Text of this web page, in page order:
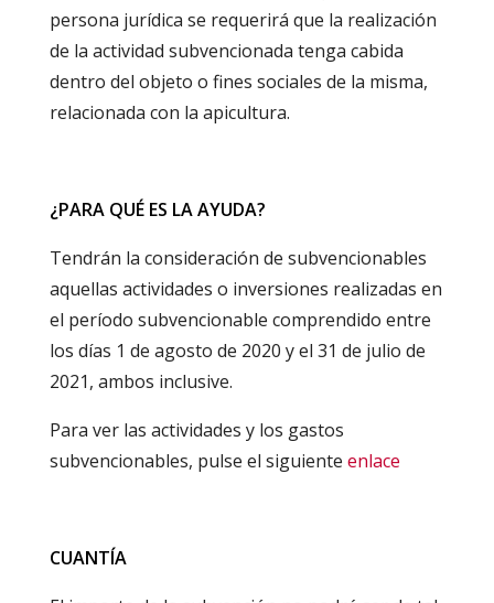
persona jurídica se requerirá que la realización
de la actividad subvencionada tenga cabida
dentro del objeto o fines sociales de la misma,
relacionada con la apicultura.
¿PARA QUÉ ES LA AYUDA?
Tendrán la consideración de subvencionables
aquellas actividades o inversiones realizadas en
el período subvencionable comprendido entre
los días 1 de agosto de 2020 y el 31 de julio de
2021, ambos inclusive.
Para ver las actividades y los gastos
subvencionables, pulse el siguiente enlace
CUANTÍA